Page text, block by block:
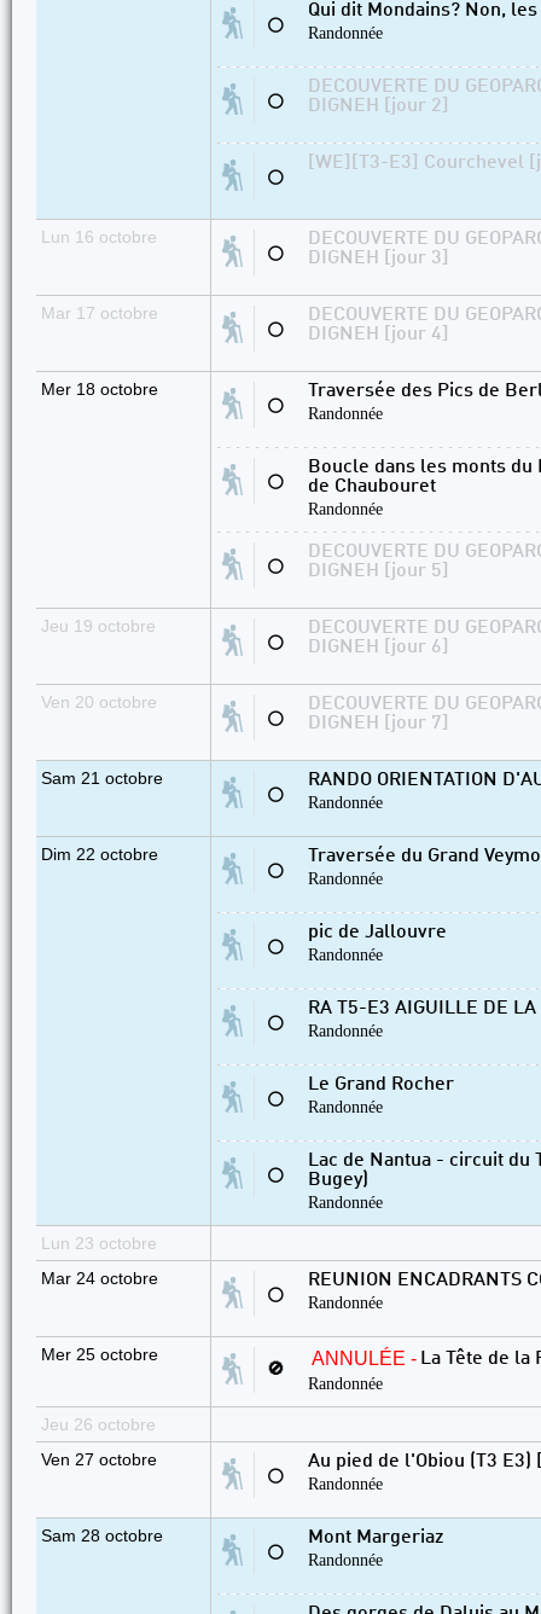
⚪
Qui dit Mondains? Non,
Randonnée
⚪
DECOUVERTE DU
DIGNEH [jour 2]
⚪
[WE][T3-E3] Courchevel
Lun 16 octobre
⚪
DECOUVERTE DU
DIGNEH [jour 3]
Mar 17 octobre
⚪
DECOUVERTE DU
DIGNEH [jour 4]
Mer 18 octobre
⚪
Traversée des Pics de
Randonnée
⚪
Boucle dans les monts
de Chaubouret
Randonnée
⚪
DECOUVERTE DU
DIGNEH [jour 5]
Jeu 19 octobre
⚪
DECOUVERTE DU
DIGNEH [jour 6]
Ven 20 octobre
⚪
DECOUVERTE DU
DIGNEH [jour 7]
Sam 21 octobre
⚪
RANDO ORIENTATION
Randonnée
Dim 22 octobre
⚪
Traversée du Grand
Randonnée
⚪
pic de Jallouvre
Randonnée
⚪
RA T5-E3 AIGUILLE DE
Randonnée
⚪
Le Grand Rocher
Randonnée
⚪
Lac de Nantua - circuit du
Bugey)
Randonnée
Lun 23 octobre
Mar 24 octobre
⚪
REUNION ENCADRANTS
Randonnée
Mer 25 octobre
🚫 ANNULÉE - La Tête de la
Randonnée
Jeu 26 octobre
Ven 27 octobre
⚪
Au pied de l'Obiou (T3 E3)
Randonnée
Sam 28 octobre
⚪
Mont Margeriaz
Randonnée